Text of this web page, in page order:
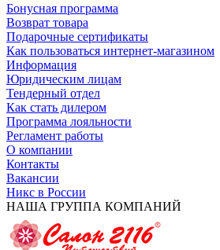
Бонусная программа
Возврат товара
Подарочные сертификаты
Как пользоваться интернет-магазином
Информация
Юридическим лицам
Тендерный отдел
Как стать дилером
Программа лояльности
Регламент работы
О компании
Контакты
Вакансии
Никс в России
НАША ГРУППА КОМПАНИЙ